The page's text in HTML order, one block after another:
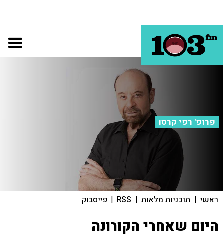
פרופ' רפי קרסו
ראשי | תוכניות מלאות |
RSS
| פייסבוק
היום שאחרי הקורונה